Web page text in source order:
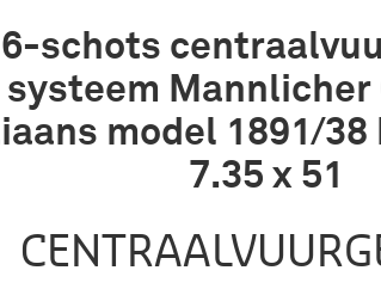
6-schots
systeem Mannlicher
model 1891/
7.35 x 51